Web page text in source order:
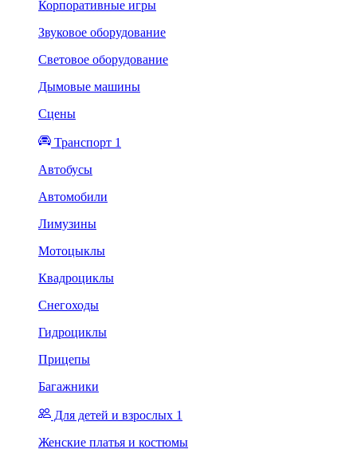
Корпоративные игры
Звуковое оборудование
Световое оборудование
Дымовые машины
Сцены
Транспорт 1
Автобусы
Автомобили
Лимузины
Мотоцыклы
Квадроциклы
Снегоходы
Гидроциклы
Прицепы
Багажники
Для детей и взрослых 1
Женские платья и костюмы